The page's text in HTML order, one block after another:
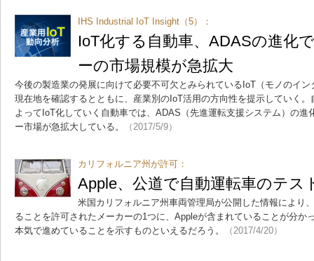
IHS Industrial IoT Insight（5）：
IoT化する自動車、ADASの進化
ーの市場規模が急拡大
今後の製造業の発展に向けて必要不可欠とみられているIoT（モノのイ
現在地を確認するとともに、産業別のIoT活用の方向性を提示していく
よってIoT化していく自動車では、ADAS（先進運転支援システム）の進
ー市場が急拡大している。
（2017/5/9）
カリフォルニア州が許可：
Apple、公道で自動運転車のテス
米国カリフォルニア州車両管理局が公開した情報により
ることを許可されたメーカーの1つに、Appleが含まれていることが分か
本気で進めていることを示すものといえるだろう。
（2017/4/20）